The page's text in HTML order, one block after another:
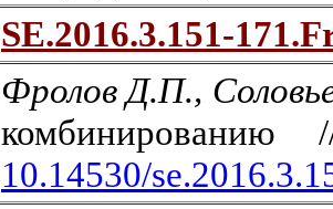
SE.2016.3.151-
Фролов Д.П.,
10.14530/